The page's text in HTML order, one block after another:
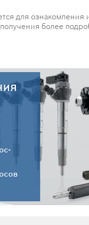
для ознакомления
более
30.07.2026
Новые
HC-CARGO от